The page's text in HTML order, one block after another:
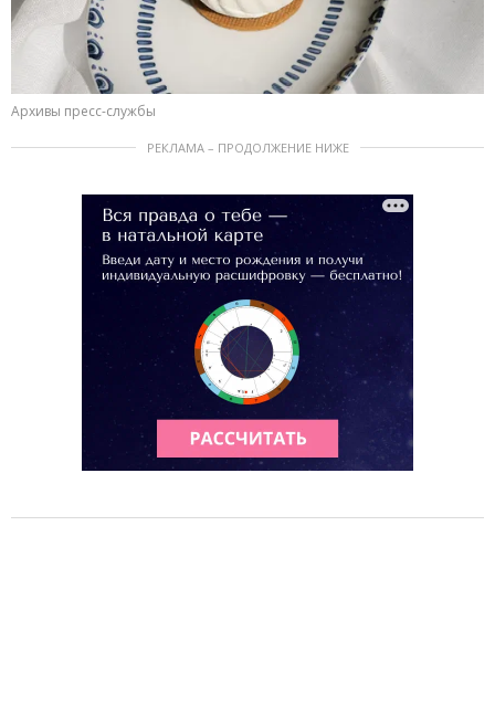
Архивы пресс-службы
РЕКЛАМА – ПРОДОЛЖЕНИЕ НИЖЕ